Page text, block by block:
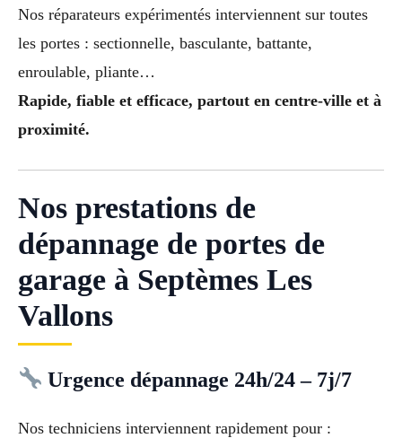
Nos réparateurs expérimentés interviennent sur toutes
les portes : sectionnelle, basculante, battante,
enroulable, pliante…
Rapide, fiable et efficace, partout en centre-ville et à
proximité.
Nos prestations de
dépannage de portes de
garage à Septèmes Les
Vallons
Urgence dépannage 24h/24 – 7j/7
Nos techniciens interviennent rapidement pour :